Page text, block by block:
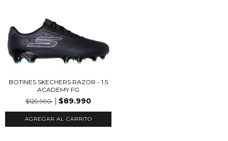
BOTINES SKECHERS RAZOR - 1.5
ACADEMY FG
$129.990
$89.990
AGREGAR AL CARRITO